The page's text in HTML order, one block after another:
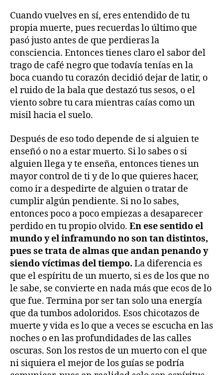
Cuando vuelves en sí, eres entendido de tu
propia muerte, pues recuerdas lo último que
pasó justo antes de que perdieras la
consciencia. Entonces tienes claro el sabor del
trago de café negro que todavía tenías en la
boca cuando tu corazón decidió dejar de latir, o
el ruido de la bala que destazó tus sesos, o el
viento sobre tu cara mientras caías como un
misil hacia el suelo.
Después de eso todo depende de si alguien te
enseñó o no a estar muerto. Si lo sabes o si
alguien llega y te enseña, entonces tienes un
mayor control de ti y de lo que quieres hacer,
como ir a despedirte de alguien o tratar de
cumplir algún pendiente. Si no lo sabes,
entonces poco a poco empiezas a desaparecer
perdido en tu propio olvido. En ese sentido el
mundo y el inframundo no son tan distintos,
pues se trata de almas que andan penando y
siendo víctimas del tiempo. La diferencia es
que el espíritu de un muerto, si es de los que no
le sabe, se convierte en nada más que ecos de lo
que fue. Termina por ser tan solo una energía
que da tumbos adoloridos. Esos chicotazos de
muerte y vida es lo que a veces se escucha en las
noches o en las profundidades de las calles
oscuras. Son los restos de un muerto con el que
ni siquiera el mejor de los guías se podría